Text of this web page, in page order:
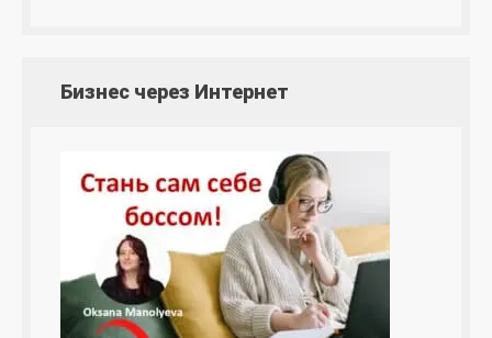
Бизнес через Интернет